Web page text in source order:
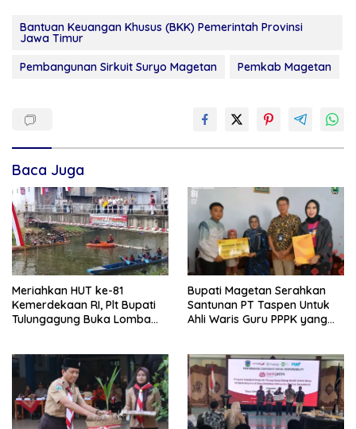
Bantuan Keuangan Khusus (BKK) Pemerintah Provinsi
Jawa Timur
Pembangunan Sirkuit Suryo Magetan
Pemkab Magetan
Baca Juga
Meriahkan HUT ke-81
Kemerdekaan RI, Plt Bupati
Tulungagung Buka Lomba
Bupati Magetan Serahkan
Santunan PT Taspen Untuk
Ahli Waris Guru PPPK yang